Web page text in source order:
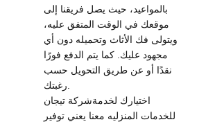
بالمواعيد، حيث يصل فريقنا إلى
موقعك في الوقت المتفق عليه،
ويتولى فك الأثاث وتحميله دون أي
مجهود عليك. كما يتم الدفع فورًا
نقدًا أو عن طريق التحويل حسب
اختيارك لخدمةشركة تيجان
للخدمات المنزليه معنا يعني توفير